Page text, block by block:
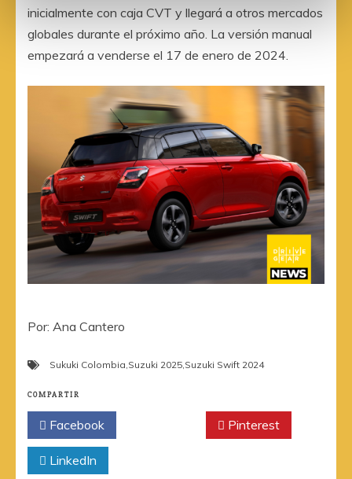
inicialmente con caja CVT y llegará a otros mercados
globales durante el próximo año. La versión manual
empezará a venderse el 17 de enero de 2024.
Por: Ana Cantero
Sukuki Colombia Suzuki 2025 Suzuki Swift 2024
COMPARTIR
Facebook Pinterest
LinkedIn